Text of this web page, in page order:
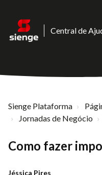
Central de
Sienge Plataforma
Jornadas de Negócio
Como fazer
Jéssica Pires